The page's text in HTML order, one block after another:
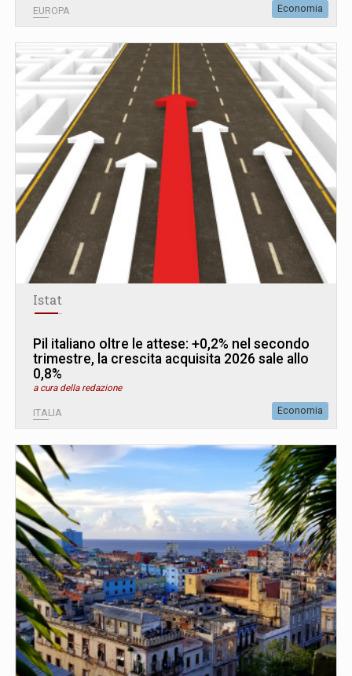
EUROPA Economia
Istat
Pil italiano oltre le attese: +0,2% nel secondo
trimestre, la crescita acquisita 2026 sale allo
0,8%
a cura della redazione
ITALIA Economia